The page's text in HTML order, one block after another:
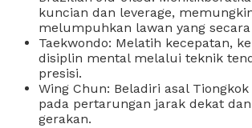
kuncian dan leverage,
melumpuhkan lawan yang
Taekwondo: Melatih kecepatan,
disiplin mental melalui teknik
presisi.
Wing Chun: Beladiri asal
pada pertarungan jarak dekat
gerakan.